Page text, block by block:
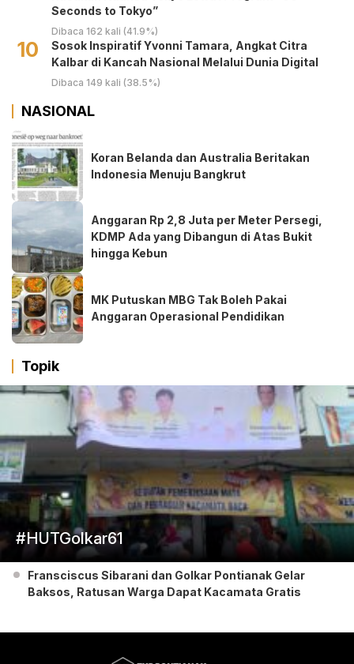
Seconds to Tokyo”
Dibaca 162 kali (41.9%)
10
‎Sosok Inspiratif Yvonni Tamara, Angkat Citra
Kalbar di Kancah Nasional Melalui Dunia Digital ‎
Dibaca 149 kali (38.5%)
NASIONAL
Koran Belanda dan Australia Beritakan
Indonesia Menuju Bangkrut
Anggaran Rp 2,8 Juta per Meter Persegi,
KDMP Ada yang Dibangun di Atas Bukit
hingga Kebun
MK Putuskan MBG Tak Boleh Pakai
Anggaran Operasional Pendidikan
Topik
#HUTGolkar61
Fransciscus Sibarani dan Golkar Pontianak Gelar
Baksos, Ratusan Warga Dapat Kacamata Gratis